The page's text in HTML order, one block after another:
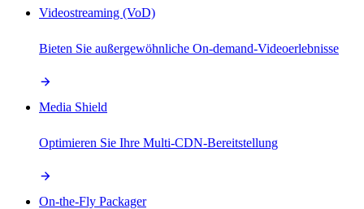
Videostreaming (VoD)
Bieten Sie außergewöhnliche On-demand-Videoerlebnisse
Media Shield
Optimieren Sie Ihre Multi-CDN-Bereitstellung
On-the-Fly Packager